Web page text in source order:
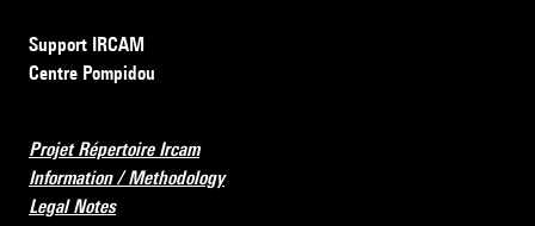
Support IRCAM
Centre Pompidou
Projet Répertoire Ircam
Information / Methodology
Legal Notes